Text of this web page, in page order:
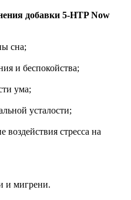
добавки 5-HTP Now
сна;
и беспокойства;
ума;
усталости;
стресса на
и мигрени.